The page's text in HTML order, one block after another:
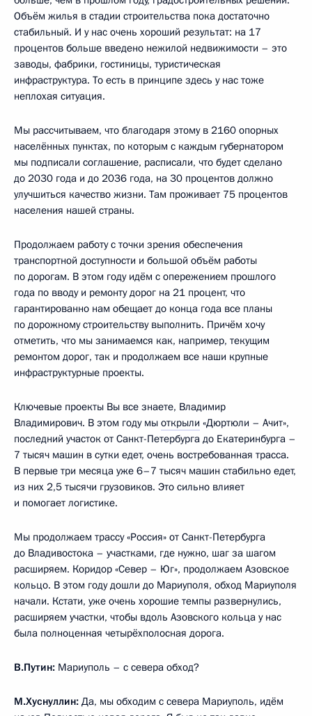
Объём жилья в стадии строительства пока достаточно
стабильный. И у нас очень хороший результат: на 17
процентов больше введено нежилой недвижимости – это
заводы, фабрики, гостиницы, туристическая
инфраструктура. То есть в принципе здесь у нас тоже
неплохая ситуация.
Мы рассчитываем, что благодаря этому в 2160 опорных
населённых пунктах, по которым с каждым губернатором
мы подписали соглашение, расписали, что будет сделано
до 2030 года и до 2036 года, на 30 процентов должно
улучшиться качество жизни. Там проживает 75 процентов
населения нашей страны.
Продолжаем работу с точки зрения обеспечения
транспортной доступности и большой объём работы
по дорогам. В этом году идём с опережением прошлого
года по вводу и ремонту дорог на 21 процент, что
гарантированно нам обещает до конца года все планы
по дорожному строительству выполнить. Причём хочу
отметить, что мы занимаемся как, например, текущим
ремонтом дорог, так и продолжаем все наши крупные
инфраструктурные проекты.
Ключевые проекты Вы все знаете, Владимир
Владимирович. В этом году мы открыли «Дюртюли – Ачит»,
последний участок от Санкт-Петербурга до Екатеринбурга –
7 тысяч машин в сутки едет, очень востребованная трасса.
В первые три месяца уже 6–7 тысяч машин стабильно едет,
из них 2,5 тысячи грузовиков. Это сильно влияет
и помогает логистике.
Мы продолжаем трассу «Россия» от Санкт-Петербурга
до Владивостока – участками, где нужно, шаг за шагом
расширяем. Коридор «Север – Юг», продолжаем Азовское
кольцо. В этом году дошли до Мариуполя, обход Мариуполя
начали. Кстати, уже очень хорошие темпы развернулись,
расширяем участки, чтобы вдоль Азовского кольца у нас
была полноценная четырёхполосная дорога.
В.Путин: Мариуполь – с севера обход?
М.Хуснуллин: Да, мы обходим с севера Мариуполь, идём